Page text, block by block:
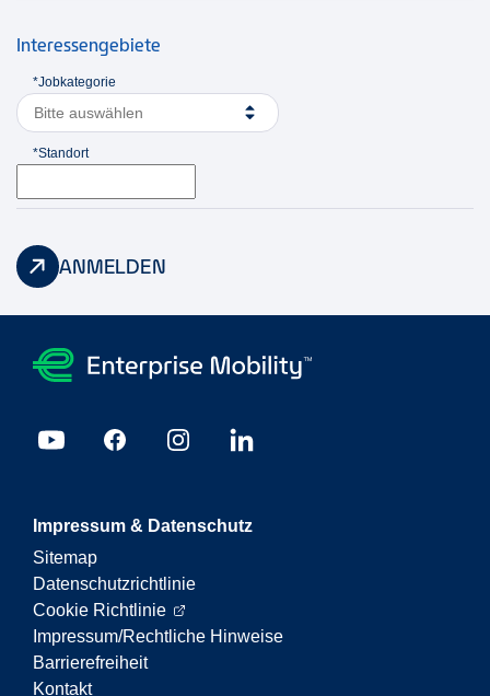
Interessengebiete
*Jobkategorie
Bitte auswählen
*Standort
ANMELDEN
Impressum & Datenschutz
Sitemap
Datenschutzrichtlinie
Cookie Richtlinie
Impressum/Rechtliche Hinweise
Barrierefreiheit
Kontakt